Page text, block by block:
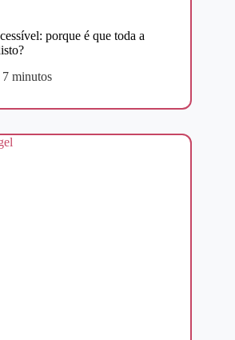
porque é que toda a
7 minutos